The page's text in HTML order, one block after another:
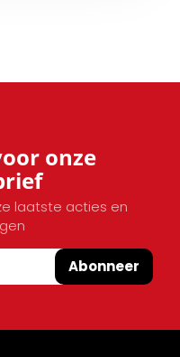
onze
laatste acties en
Abonneer